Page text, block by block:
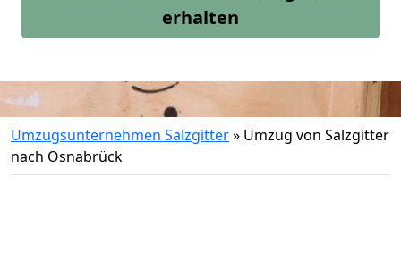
erhalten
Umzugsunternehmen Salzgitter» Umzug von Salzgitter
nach Osnabrück